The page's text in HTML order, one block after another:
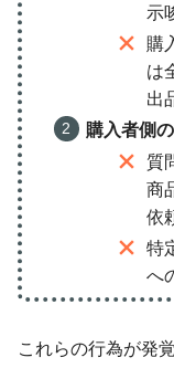
示
購
は
出
購入者側
質
商
依
特
へ
これらの行為が発